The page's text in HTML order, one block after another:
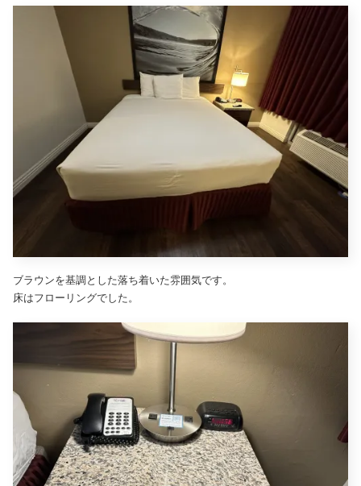
ブラウンを基調とした落ち着いた雰囲気です。
床はフローリングでした。